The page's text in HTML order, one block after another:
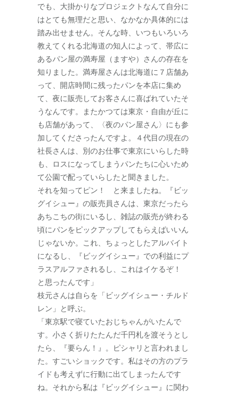
でも、大掛かりなプロジェクトなんて自分に
はとても無理だと思い、なかなか具体的には
踏み出せません。そんな時、いつもいろいろ
教えてくれる北海道の知人によって、帯広に
あるパン屋の満寿屋（ますや）さんの存在を
知りました。満寿屋さんは北海道に７店舗あ
って、開店時間に残ったパンを本店に集め
て、夜に販売してお客さんに喜ばれていたそ
うなんです。またかつては東京・自由が丘に
も店舗があって、〈夜のパン屋さん〉にも参
加してくださったんですよ。４代目の現在の
社長さんは、別のお仕事で東京にいらした時
も、ロスになってしまうパンたちに心いため
て公園で配っていらしたと聞きました。
それを知ってピン！ と来ましたね。『ビッ
グイシュー』の販売員さんは、東京だったら
あちこちの街にいるし、雑誌の販売が終わる
頃にパンをピックアップしてもらえばいいん
じゃないか。これ、ちょっとしたアルバイト
になるし、『ビッグイシュー』での利益にプ
ラスアルファされるし、これはイケるぞ！
と思ったんです」
枝元さんは自らを「ビッグイシュー・チルド
レン」と呼ぶ。
「東京駅で寝ていたおじちゃんがいたんで
す。小さく折りたたんだ千円札を渡そうとし
たら、『要らん！』。ピシャリと言われまし
た。すごいショックです。私はその方のプラ
イドも考えずに行動に出てしまったんです
ね。それから私は『ビッグイシュー』に関わ